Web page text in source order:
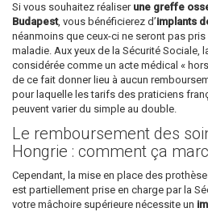
Si vous souhaitez réaliser une greffe
Budapest, vous bénéficierez d’implants
néanmoins que ceux-ci ne seront pas
maladie. Aux yeux de la Sécurité Sociale,
considérée comme un acte médical «
de ce fait donner lieu à aucun
pour laquelle les tarifs des praticiens
peuvent varier du simple au double.
Le remboursement des
Hongrie : comment ça
Cependant, la mise en place des
est partiellement prise en charge par la
votre mâchoire supérieure nécessite un